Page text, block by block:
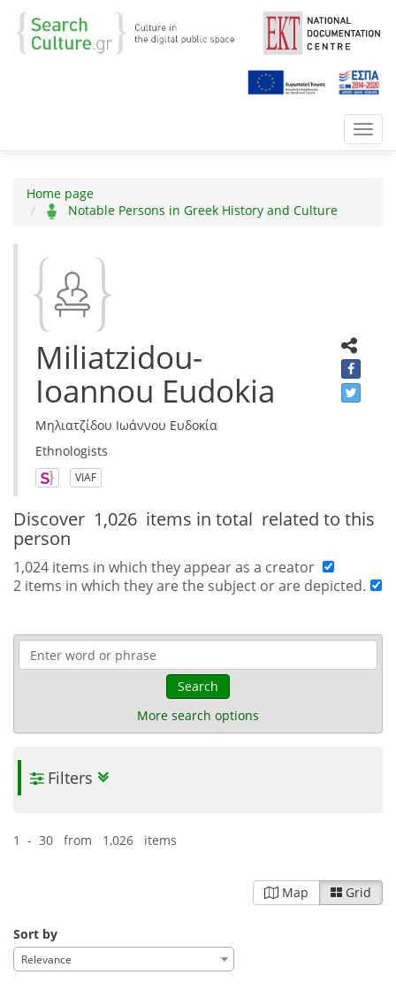
Home page
Notable Persons in Greek History and Culture
Miliatzidou-
Iοannou Eudokia
Μηλιατζίδου Ιωάννου Ευδοκία
Ethnologists
VIAF
Discover 1,026 items in total related to this
person
1,024 items in which they appear as a creator
2 items in which they are the subject or are depicted.
Search
More search options
Filters
1 - 30 from 1,026 items
Map Grid
Sort by
Relevance